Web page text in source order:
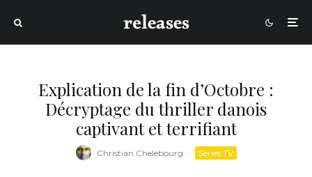
Explication de la fin d’Octobre :
Décryptage du thriller danois
captivant et terrifiant
Christian Chelebourg · Séries TV